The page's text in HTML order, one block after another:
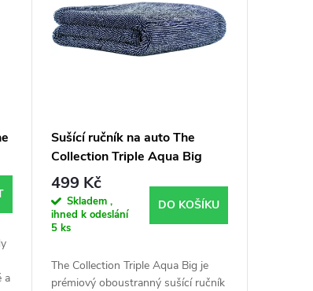
a
Sušící ručník na auto The
Collection Triple Aqua Big
499 Kč
Skladem ,
ihned k odeslání
5 ks
DO KOŠÍKU
The Collection Triple Aqua Big je
prémiový oboustranný sušící ručník